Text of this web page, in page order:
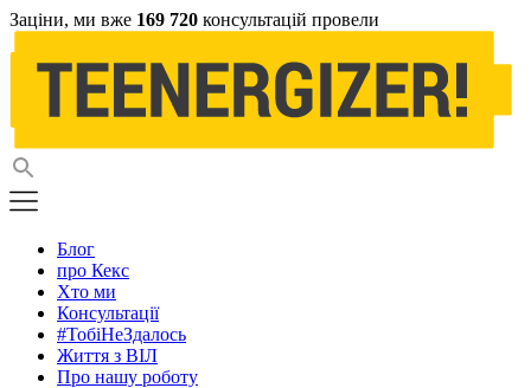
Заціни, ми вже 169 720 консультацій провели
Блог
про Кекс
Хто ми
Консультації
#ТобіНеЗдалось
Життя з ВІЛ
Про нашу роботу